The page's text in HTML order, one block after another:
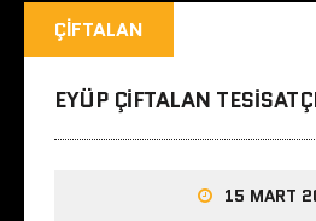
ÇIFTALAN
EYÜP ÇIFTALAN
15 MART